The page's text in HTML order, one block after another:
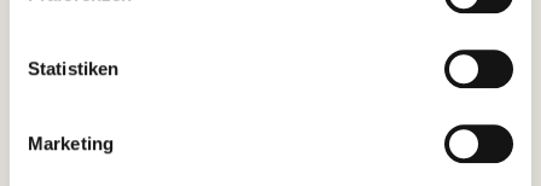
Statistiken
Marketing